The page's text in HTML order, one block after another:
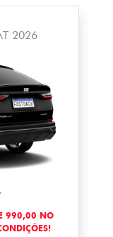
2026
990,00 NO